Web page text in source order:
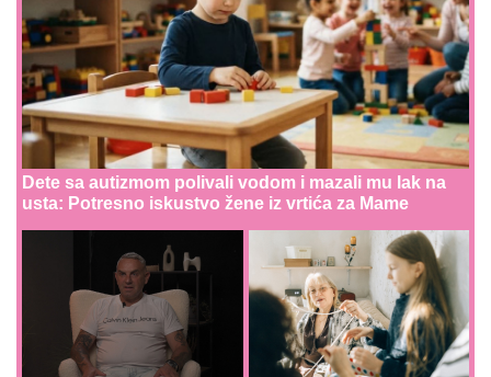
Dete sa autizmom polivali vodom i mazali mu lak na
usta: Potresno iskustvo žene iz vrtića za Mame